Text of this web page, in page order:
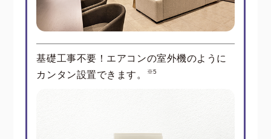
基礎工事不要！エアコンの室外機のように
カンタン設置できます。
※5